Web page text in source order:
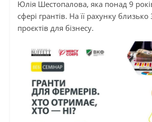
Юлія Шестопалова, яка понад 9
сфері грантів. На її рахунку
проєктів для бізнесу.